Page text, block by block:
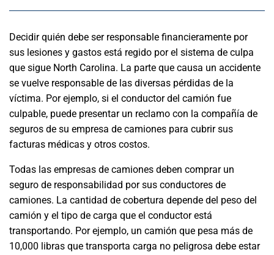
Decidir quién debe ser responsable financieramente por
sus lesiones y gastos está regido por el sistema de culpa
que sigue North Carolina. La parte que causa un accidente
se vuelve responsable de las diversas pérdidas de la
víctima. Por ejemplo, si el conductor del camión fue
culpable, puede presentar un reclamo con la compañía de
seguros de su empresa de camiones para cubrir sus
facturas médicas y otros costos.
Todas las empresas de camiones deben comprar un
seguro de responsabilidad por sus conductores de
camiones. La cantidad de cobertura depende del peso del
camión y el tipo de carga que el conductor está
transportando. Por ejemplo, un camión que pesa más de
10,000 libras que transporta carga no peligrosa debe estar